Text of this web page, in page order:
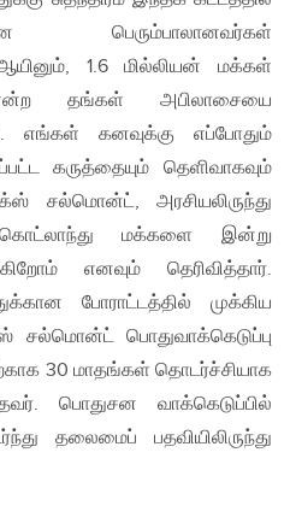
ஆயினும், 1.6 மில்லியன் மக்கள்
தங்கள் அபிலாசையை
எங்கள் கனவுக்கு எப்போதும்
கருத்தையும் தெளிவாகவும்
சல்மொன்ட், அரசியலிருந்து
மக்களை இன்று
எனவும் தெரிவித்தார்.
போராட்டத்தில் முக்கிய
சல்மொன்ட் பொதுவாக்கெடுப்பு
30 மாதங்கள் தொடர்ச்சியாக
பொதுசன வாக்கெடுப்பில்
தலைமைப் பதவியிலிருந்து